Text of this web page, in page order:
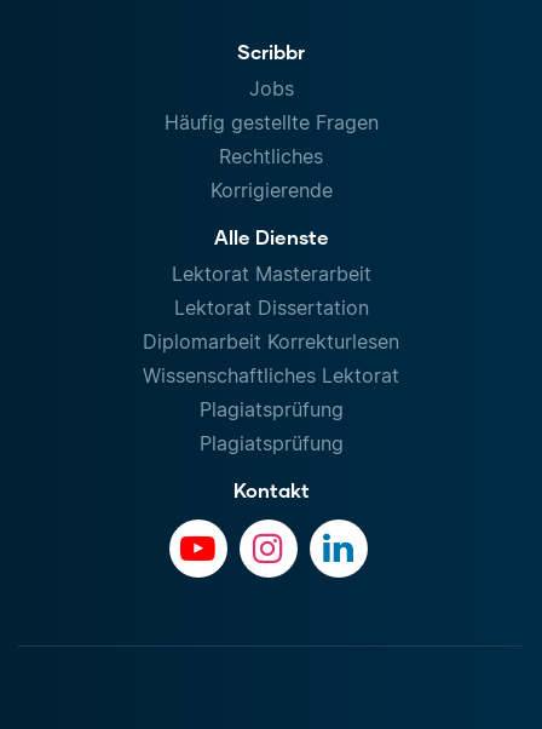
Scribbr
Jobs
Häufig gestellte Fragen
Rechtliches
Korrigierende
Alle Dienste
Lektorat Masterarbeit
Lektorat Dissertation
Diplomarbeit Korrekturlesen
Wissenschaftliches Lektorat
Plagiatsprüfung
Plagiatsprüfung
Kontakt